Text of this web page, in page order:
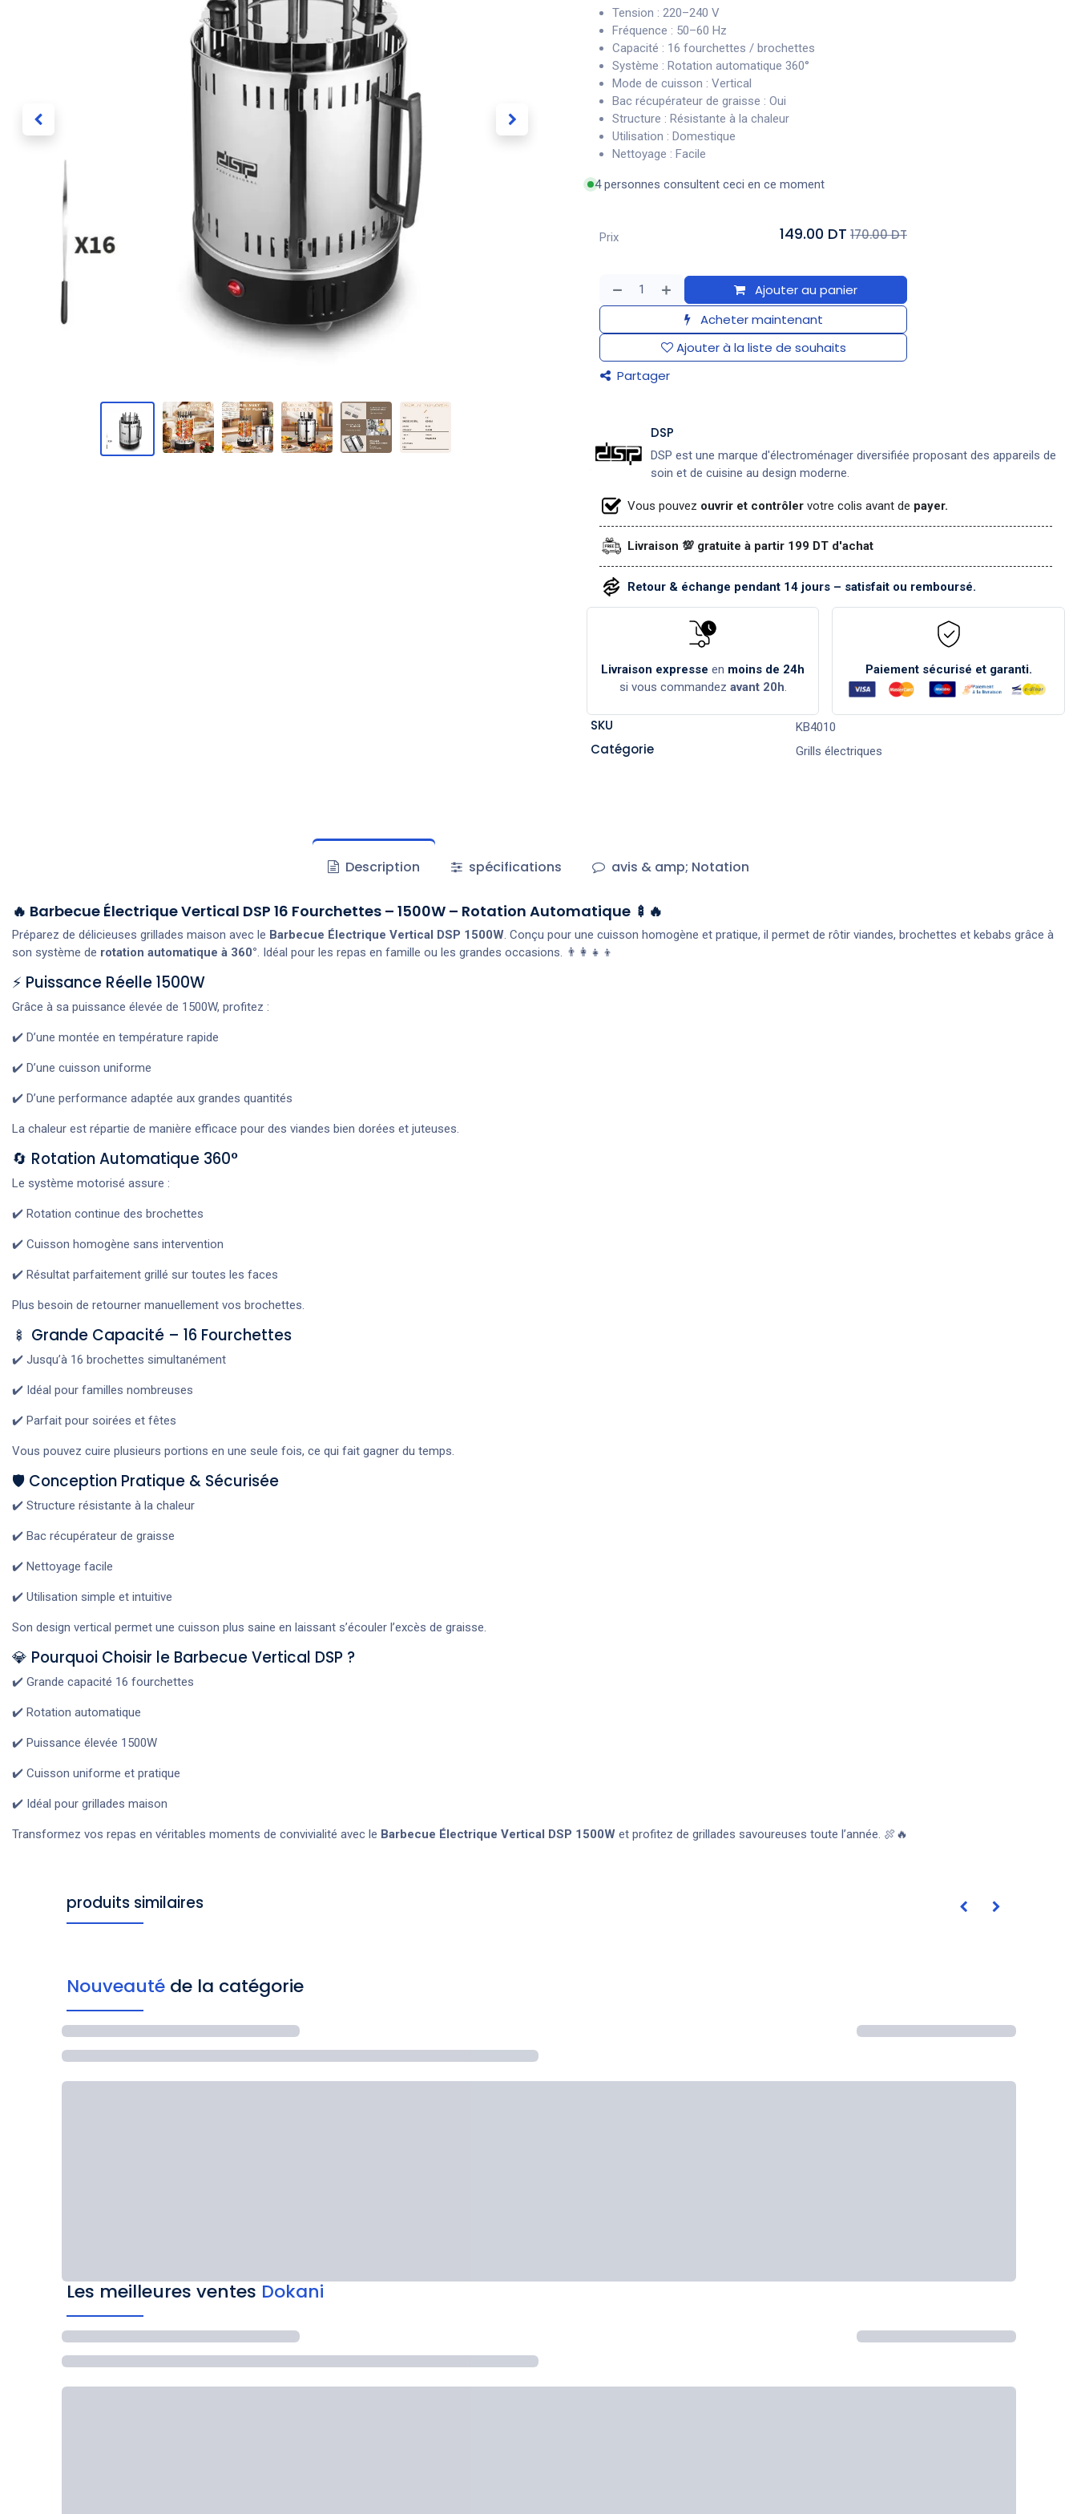
Tension : 220–240 V
Fréquence : 50–60 Hz
Capacité : 16 fourchettes / brochettes
Système : Rotation automatique 360°
Mode de cuisson : Vertical
Bac récupérateur de graisse : Oui
Structure : Résistante à la chaleur
Utilisation : Domestique
Nettoyage : Facile
4 personnes consultent ceci en ce moment
Ajouter au panier
Acheter maintenant
Ajouter à la liste de souhaits
Partager
Prix 149.00 DT 170.00 DT
DSP
DSP est une marque d'électroménager diversifiée proposant des appareils de
soin et de cuisine au design moderne.
Vous pouvez ouvrir et contrôler votre colis avant de payer.
Livraison 💯 gratuite à partir 199 DT d'achat
Retour & échange pendant 14 jours – satisfait ou remboursé.
Livraison expresse en moins de 24h
si vous commandez avant 20h.
Paiement sécurisé et garanti.
SKU KB4010
Catégorie Grills électriques
Description spécifications avis & amp; Notation
🔥 Barbecue Électrique Vertical DSP 16 Fourchettes – 1500W – Rotation Automatique 🍢🔥
Préparez de délicieuses grillades maison avec le Barbecue Électrique Vertical DSP 1500W. Conçu pour une cuisson homogène et pratique, il permet de rôtir viandes, brochettes et kebabs grâce à
son système de rotation automatique à 360°. Idéal pour les repas en famille ou les grandes occasions. 👨‍👩‍👧‍👦
⚡ Puissance Réelle 1500W
Grâce à sa puissance élevée de 1500W, profitez :
✔️ D’une montée en température rapide
✔️ D’une cuisson uniforme
✔️ D’une performance adaptée aux grandes quantités
La chaleur est répartie de manière efficace pour des viandes bien dorées et juteuses.
🔄 Rotation Automatique 360°
Le système motorisé assure :
✔️ Rotation continue des brochettes
✔️ Cuisson homogène sans intervention
✔️ Résultat parfaitement grillé sur toutes les faces
Plus besoin de retourner manuellement vos brochettes.
🍢 Grande Capacité – 16 Fourchettes
✔️ Jusqu’à 16 brochettes simultanément
✔️ Idéal pour familles nombreuses
✔️ Parfait pour soirées et fêtes
Vous pouvez cuire plusieurs portions en une seule fois, ce qui fait gagner du temps.
🛡️ Conception Pratique & Sécurisée
✔️ Structure résistante à la chaleur
✔️ Bac récupérateur de graisse
✔️ Nettoyage facile
✔️ Utilisation simple et intuitive
Son design vertical permet une cuisson plus saine en laissant s’écouler l’excès de graisse.
💎 Pourquoi Choisir le Barbecue Vertical DSP ?
✔️ Grande capacité 16 fourchettes
✔️ Rotation automatique
✔️ Puissance élevée 1500W
✔️ Cuisson uniforme et pratique
✔️ Idéal pour grillades maison
Transformez vos repas en véritables moments de convivialité avec le Barbecue Électrique Vertical DSP 1500W et profitez de grillades savoureuses toute l’année. 🍖🔥
produits similaires
Nouveauté de la catégorie
Les meilleures ventes Dokani